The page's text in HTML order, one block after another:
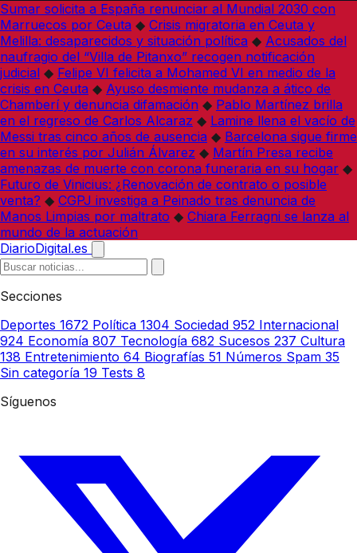
Sumar solicita a España renunciar al Mundial 2030 con
Marruecos por Ceuta ◆ Crisis migratoria en Ceuta y
Melilla: desaparecidos y situación política ◆ Acusados del
naufragio del “Villa de Pitanxo” recogen notificación
judicial ◆ Felipe VI felicita a Mohamed VI en medio de la
crisis en Ceuta ◆ Ayuso desmiente mudanza a ático de
Chamberí y denuncia difamación ◆ Pablo Martínez brilla
en el regreso de Carlos Alcaraz ◆ Lamine llena el vacío de
Messi tras cinco años de ausencia ◆ Barcelona sigue firme
en su interés por Julián Álvarez ◆ Martín Presa recibe
amenazas de muerte con corona funeraria en su hogar ◆
Futuro de Vinicius: ¿Renovación de contrato o posible
venta? ◆ CGPJ investiga a Peinado tras denuncia de
Manos Limpias por maltrato ◆ Chiara Ferragni se lanza al
mundo de la actuación
DiarioDigital.es
Secciones
Deportes 1672 Política 1304 Sociedad 952 Internacional
924 Economía 807 Tecnología 682 Sucesos 237 Cultura
138 Entretenimiento 64 Biografías 51 Números Spam 35
Sin categoría 19 Tests 8
Síguenos